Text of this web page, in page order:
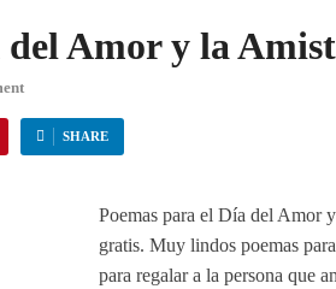
del Amor y la
SHARE
Poemas para el Día del Amor
gratis. Muy lindos poemas
para regalar a la persona que